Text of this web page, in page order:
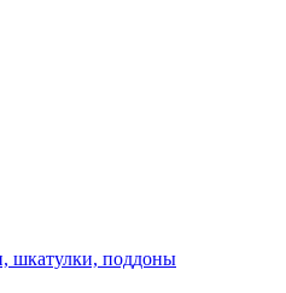
шкатулки, поддоны